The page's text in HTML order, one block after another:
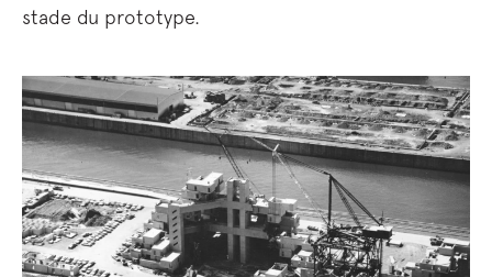
stade du prototype.